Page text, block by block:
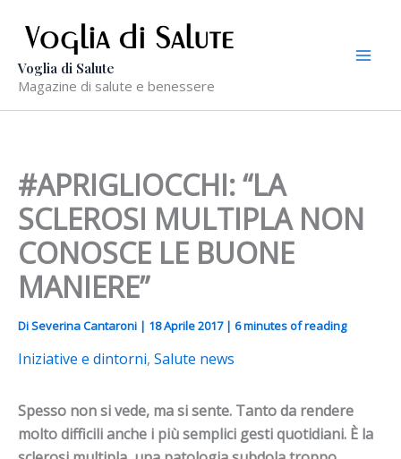
contenuto
Voglia di Salute
Magazine di salute e benessere
#APRIGLIOCCHI: “LA
SCLEROSI MULTIPLA NON
CONOSCE LE BUONE
MANIERE”
DiSeverina Cantaroni | 18 Aprile 2017 | 6 minutes of reading
Iniziative e dintorni, Salute news
Spesso non si vede, ma si sente. Tanto da rendere
molto difficili anche i più semplici gesti quotidiani. È la